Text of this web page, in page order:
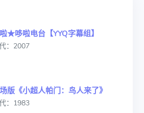
★哆啦电台【YYQ字幕组】
：2007
版《小超人帕门：鸟人来了》
：1983